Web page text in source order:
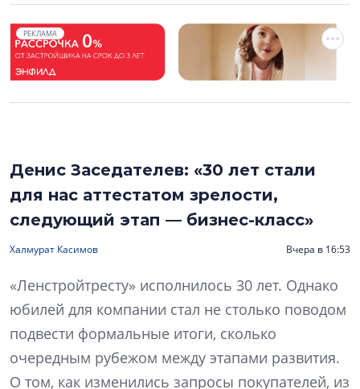
РЕКЛАМА
Денис Заседателев: «30 лет стали
для нас аттестатом зрелости,
следующий этап — бизнес-класс»
Халмурат Касимов Вчера в 16:53
«Ленстройтресту» исполнилось 30 лет. Однако
юбилей для компании стал не столько поводом
подвести формальные итоги, сколько
очередным рубежом между этапами развития.
О том, как изменились запросы покупателей, из